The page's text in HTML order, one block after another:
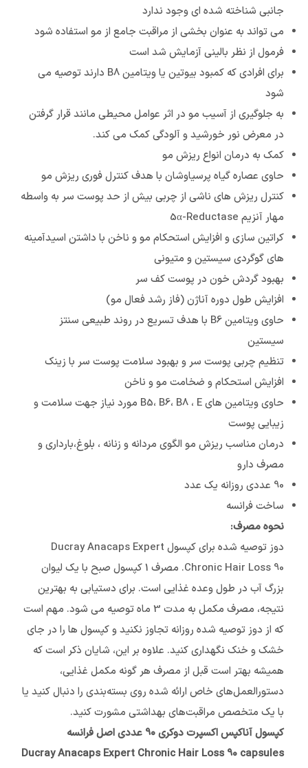
جانبی شناخته شده ای وجود ندارد
می تواند به عنوان بخشی از مراقبت جامع از مو استفاده شود
فرمول از نظر بالینی آزمایش شد است
برای افرادی که کمبود بیوتین یا ویتامین B8 دارند توصیه می
شود
به جلوگیری از آسیب مو در اثر عوامل محیطی مانند قرار گرفتن
در معرض نور خورشید و آلودگی کمک می کند.
کمک به درمان انواع ریزش مو
حاوی عصاره گیاه پرسیاوشان با هدف کنترل فوری ریزش مو
کنترل ریزش های ناشی از چربی بیش از حد پوست سر به واسطه
مهار آنزیم 5α-Reductase
کراتین سازی و افزایش استحکام مو و ناخن با داشتن اسیدآمینه
های گوگردی سیستین و متیونی
بهبود گردش خون در پوست کف سر
افزایش طول دوره آناژن (فاز رشد فعال مو)
حاوی ویتامین B6 با هدف تسریع در روند طبیعی سنتز
سیستین
تنظیم چربی پوست سر و بهبود سلامت پوست سر با زینک
افزایش استحکام و ضخامت مو و ناخن
حاوی ويتامين هاي B5، B6، B8 ، E مورد نياز جهت سلامت و
زيبايي پوست
درمان مناسب ریزش مو الگوی مردانه و زنانه ، بلوغ،بارداری و
مصرف دارو
90 عددی روزانه یک عدد
ساخت فرانسه
نحوه مصرف:
دوز توصیه شده برای کپسول Ducray Anacaps Expert
Chronic Hair Loss 90. مصرف 1 کپسول صبح با یک لیوان
بزرگ آب در طول وعده غذایی است. برای دستیابی به بهترین
نتیجه، مصرف مکمل به مدت 3 ماه توصیه می شود. مهم است
که از دوز توصیه شده روزانه تجاوز نکنید و کپسول ها را در جای
خشک و خنک نگهداری کنید. علاوه بر این، شایان ذکر است که
همیشه بهتر است قبل از مصرف هر گونه مکمل غذایی،
دستورالعمل‌های خاص ارائه شده روی بسته‌بندی را دنبال کنید یا
با یک متخصص مراقبت‌های بهداشتی مشورت کنید.
کپسول آناکپس اکسپرت دوکری 90 عددی اصل فرانسه
Ducray Anacaps Expert Chronic Hair Loss 90 capsules